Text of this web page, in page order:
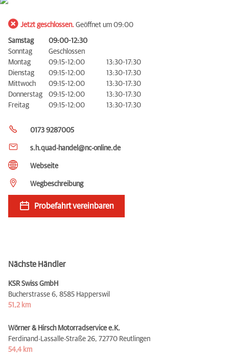
Jetzt geschlossen. Geöffnet um 09:00
Samstag
09:00-12:30
Sonntag
Geschlossen
Montag
09:15-12:00
13:30-17:30
Dienstag
09:15-12:00
13:30-17:30
Mittwoch
09:15-12:00
13:30-17:30
Donnerstag
09:15-12:00
13:30-17:30
Freitag
09:15-12:00 13:30-17:30
0173 9287005
s.h.quad-handel@nc-online.de
Webseite
Wegbeschreibung
Probefahrt vereinbaren
Nächste Händler
KSR Swiss GmbH
Bucherstrasse 6, 8585 Happerswil
51,2 km
Wörner & Hirsch Motorradservice e.K.
Ferdinand-Lassalle-Straße 26, 72770 Reutlingen
54,4 km